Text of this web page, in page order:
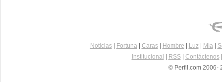
Noticias| Fortuna| Caras| Hombre Luz| Mía|
Institucional
RSS| Contáctenos
© Perfil.com 2006-